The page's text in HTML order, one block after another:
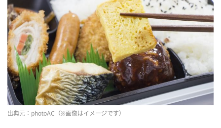
出典元：photoAC（※画像はイメージです）